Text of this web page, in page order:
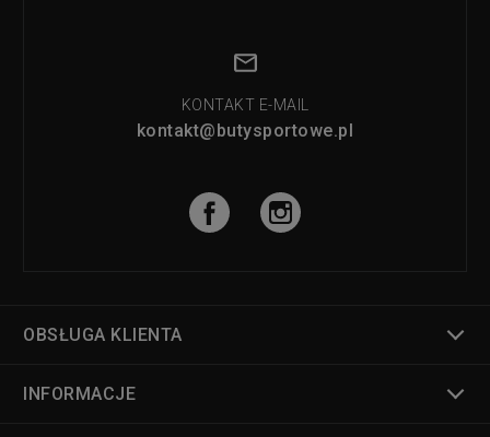
KONTAKT E-MAIL
kontakt@butysportowe.pl
OBSŁUGA KLIENTA
INFORMACJE